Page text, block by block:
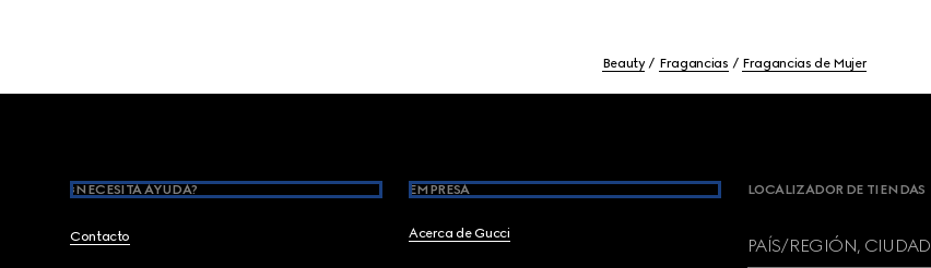
Beauty Fragancias Fragancias de Mujer
¿NECESITA AYUDA?
Contacto
EMPRESA
Acerca de Gucci
LOCALIZADOR DE TIENDAS
PAÍS/REGIÓN, CIUDAD